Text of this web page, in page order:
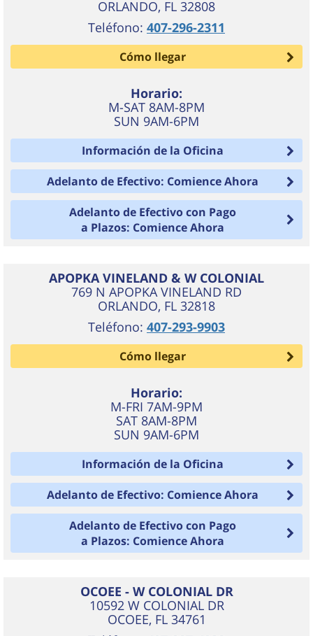
ORLANDO, FL 32808
Teléfono: 407-296-2311
Cómo llegar
Horario:
M-SAT 8AM-8PM
SUN 9AM-6PM
Información de la Oficina
Adelanto de Efectivo: Comience Ahora
Adelanto de Efectivo con Pago
a Plazos: Comience Ahora
APOPKA VINELAND & W COLONIAL
769 N APOPKA VINELAND RD
ORLANDO, FL 32818
Teléfono: 407-293-9903
Cómo llegar
Horario:
M-FRI 7AM-9PM
SAT 8AM-8PM
SUN 9AM-6PM
Información de la Oficina
Adelanto de Efectivo: Comience Ahora
Adelanto de Efectivo con Pago
a Plazos: Comience Ahora
OCOEE - W COLONIAL DR
10592 W COLONIAL DR
OCOEE, FL 34761